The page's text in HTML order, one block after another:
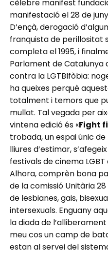
cèlebre manifest
manifestació el 28 de
D’ençà, derogació
franquista de perillositat
completa el 1995, i
Parlament de Catalunya
contra la LGTBIfòbia:
ha queixes perquè
totalment i temors que
mullat. Tal vegada per
vintena edició és «Fight
trobada, un espai únic
lliures d’estimar,
festivals de cinema
Alhora, comprèn bona
de la comissió Unitària
de lesbianes, gais,
intersexuals. Enguany
la diada de
meu cos un camp de
estan al servei del